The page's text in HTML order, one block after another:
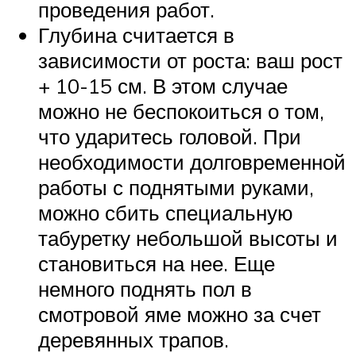
проведения работ.
Глубина считается в
зависимости от роста: ваш рост
+ 10-15 см. В этом случае
можно не беспокоиться о том,
что ударитесь головой. При
необходимости долговременной
работы с поднятыми руками,
можно сбить специальную
табуретку небольшой высоты и
становиться на нее. Еще
немного поднять пол в
смотровой яме можно за счет
деревянных трапов.